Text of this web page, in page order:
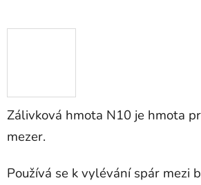
Zálivková hmota N10 je hmota
mezer.
Používá se k vylévání spár mezi